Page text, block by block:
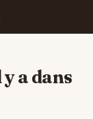
a dans